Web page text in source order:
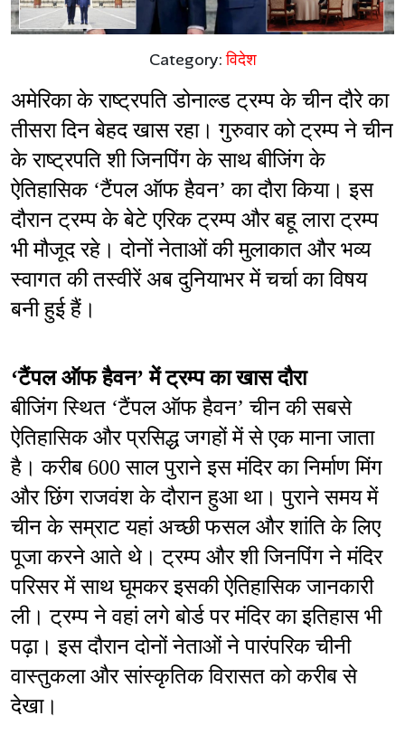
Category:विदेश
अमेरिका के राष्ट्रपति डोनाल्ड ट्रम्प के चीन दौरे का
तीसरा दिन बेहद खास रहा। गुरुवार को ट्रम्प ने चीन
के राष्ट्रपति शी जिनपिंग के साथ बीजिंग के
ऐतिहासिक ‘टैंपल ऑफ हैवन’ का दौरा किया। इस
दौरान ट्रम्प के बेटे एरिक ट्रम्प और बहू लारा ट्रम्प
भी मौजूद रहे। दोनों नेताओं की मुलाकात और भव्य
स्वागत की तस्वीरें अब दुनियाभर में चर्चा का विषय
बनी हुई हैं।
‘टैंपल ऑफ हैवन’ में ट्रम्प का खास दौरा
बीजिंग स्थित ‘टैंपल ऑफ हैवन’ चीन की सबसे
ऐतिहासिक और प्रसिद्ध जगहों में से एक माना जाता
है। करीब 600 साल पुराने इस मंदिर का निर्माण मिंग
और छिंग राजवंश के दौरान हुआ था। पुराने समय में
चीन के सम्राट यहां अच्छी फसल और शांति के लिए
पूजा करने आते थे। ट्रम्प और शी जिनपिंग ने मंदिर
परिसर में साथ घूमकर इसकी ऐतिहासिक जानकारी
ली। ट्रम्प ने वहां लगे बोर्ड पर मंदिर का इतिहास भी
पढ़ा। इस दौरान दोनों नेताओं ने पारंपरिक चीनी
वास्तुकला और सांस्कृतिक विरासत को करीब से
देखा।